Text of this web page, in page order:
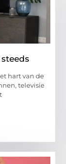
hart van de
televisie